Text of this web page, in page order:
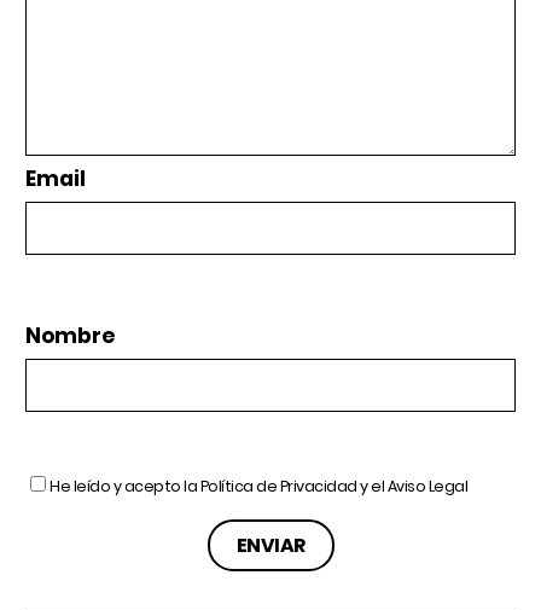
Email
Nombre
He leído y acepto laPolítica de Privacidady elAviso Legal